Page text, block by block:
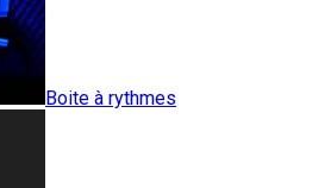
Boite à rythmes